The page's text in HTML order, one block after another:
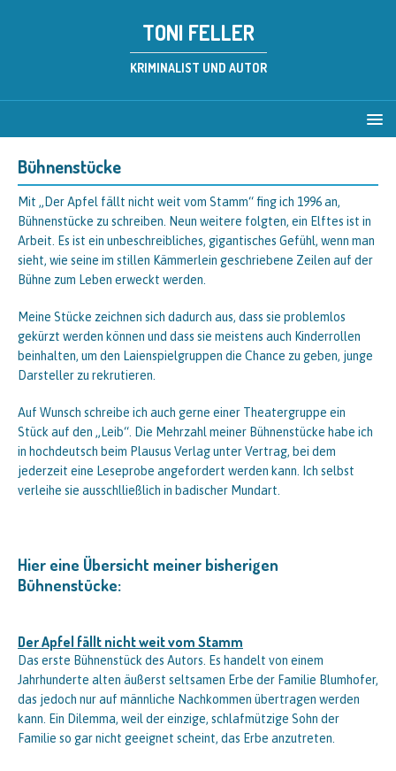
TONI FELLER
KRIMINALIST UND AUTOR
Bühnenstücke
Mit „Der Apfel fällt nicht weit vom Stamm“ fing ich 1996 an,
Bühnenstücke zu schreiben. Neun weitere folgten, ein Elftes ist in
Arbeit. Es ist ein unbeschreibliches, gigantisches Gefühl, wenn man
sieht, wie seine im stillen Kämmerlein geschriebene Zeilen auf der
Bühne zum Leben erweckt werden.
Meine Stücke zeichnen sich dadurch aus, dass sie problemlos
gekürzt werden können und dass sie meistens auch Kinderrollen
beinhalten, um den Laienspielgruppen die Chance zu geben, junge
Darsteller zu rekrutieren.
Auf Wunsch schreibe ich auch gerne einer Theatergruppe ein
Stück auf den „Leib“. Die Mehrzahl meiner Bühnenstücke habe ich
in hochdeutsch beim Plausus Verlag unter Vertrag, bei dem
jederzeit eine Leseprobe angefordert werden kann. Ich selbst
verleihe sie ausschlließlich in badischer Mundart.
Hier eine Übersicht meiner bisherigen
Bühnenstücke:
Der Apfel fällt nicht weit vom Stamm
Das erste Bühnenstück des Autors. Es handelt von einem
Jahrhunderte alten äußerst seltsamen Erbe der Familie Blumhofer,
das jedoch nur auf männliche Nachkommen übertragen werden
kann. Ein Dilemma, weil der einzige, schlafmützige Sohn der
Familie so gar nicht geeignet scheint, das Erbe anzutreten.